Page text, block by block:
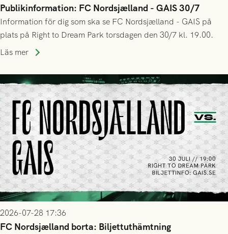
Publikinformation: FC Nordsjælland - GAIS 30/7
Information för dig som ska se FC Nordsjælland - GAIS på
plats på Right to Dream Park torsdagen den 30/7 kl. 19.00.
Läs mer
2026-07-28 17:36
FC Nordsjælland borta: Biljettuthämtning